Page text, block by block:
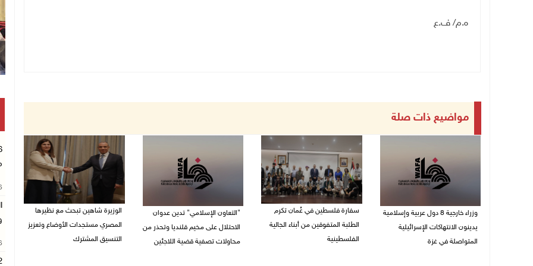
ه.م/ ف.ع
مواضيع ذات صلة
وزراء خارجية 8 دول عربية وإسلامية
يدينون الانتهاكات الإسرائيلية
المتواصلة في غزة
سفارة فلسطين في عُمان تكرم
الطلبة المتفوقين من أبناء الجالية
الفلسطينية
"التعاون الإسلامي" تدين عدوان
الاحتلال على مخيم قلنديا وتحذر من
محاولات تصفية قضية اللاجئين
الوزيرة شاهين تبحث مع نظيرها
المصري مستجدات الأوضاع وتعزيز
التنسيق المشترك